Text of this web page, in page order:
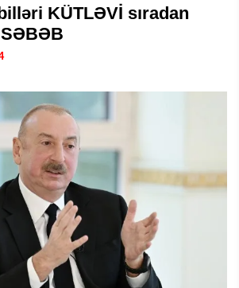
KÜTLƏVİ sıradan
SƏBƏB